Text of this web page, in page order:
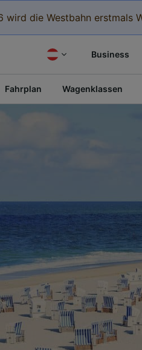
wird die Westbahn erstmals
Business
Fahrplan Wagenklassen